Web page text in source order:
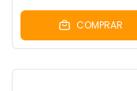
COMPRAR